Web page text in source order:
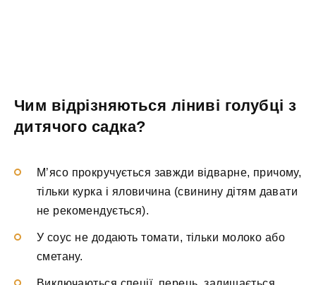
Чим відрізняються ліниві голубці з
дитячого садка?
М’ясо прокручується завжди відварне, причому,
тільки курка і яловичина (свинину дітям давати
не рекомендується).
У соус не додають томати, тільки молоко або
сметану.